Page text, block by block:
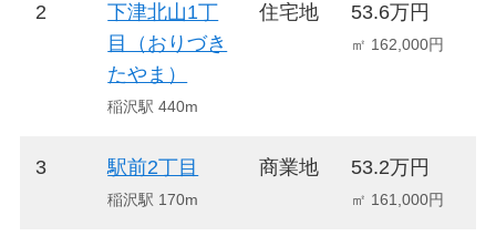
2
下津北山1丁
目（おりづき
たやま）
稲沢駅 440m
住宅地 53.6万円
㎡ 162,000円
3 駅前2丁目
稲沢駅 170m
商業地 53.2万円
㎡ 161,000円